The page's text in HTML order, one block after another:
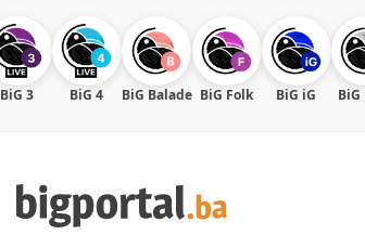
BiG 3 BiG 4 BiG Balade BiG Folk BiG iG BiG